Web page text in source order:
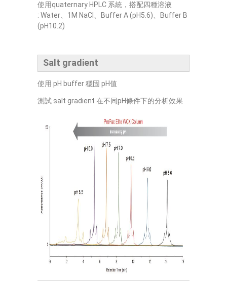
使用quaternary HPLC 系統，搭配四種溶液
: Water、1M NaCl、Buffer A (pH5.6)、Buffer B
(pH10.2)
Salt gradient
使用 pH buffer 穩固 pH值
測試 salt gradient 在不同pH條件下的分析效果